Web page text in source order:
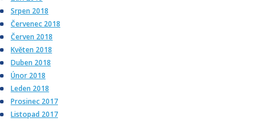
Srpen 2018
Červenec 2018
Červen 2018
Květen 2018
Duben 2018
Únor 2018
Leden 2018
Prosinec 2017
Listopad 2017